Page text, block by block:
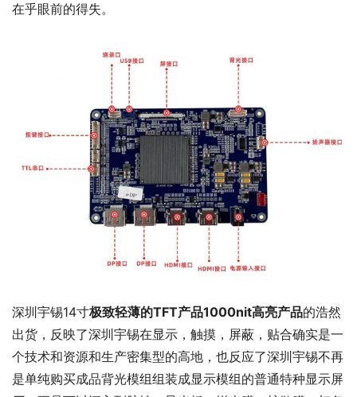
在乎眼前的得失。
深圳宇锡14寸极致轻薄的TFT产品1000nit高亮产品的浩然
出货，反映了深圳宇锡在显示，触摸，屏蔽，贴合确实是一
个技术和资源和生产密集型的高地，也反应了深圳宇锡不再
是单纯购买成品背光模组组装成显示模组的普通特种显示屏